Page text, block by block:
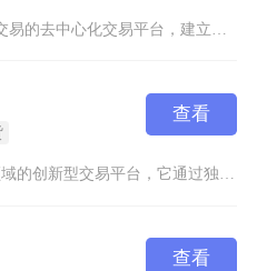
查看
Arkham是一个专注于数字货币领域的创新型交易平台，它通过独特的链上数据分析能力为用户提
查看